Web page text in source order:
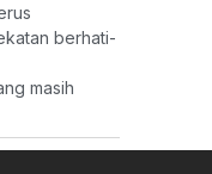
berhati-
masih